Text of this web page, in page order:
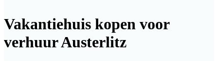
Vakantiehuis kopen voor
verhuur Austerlitz